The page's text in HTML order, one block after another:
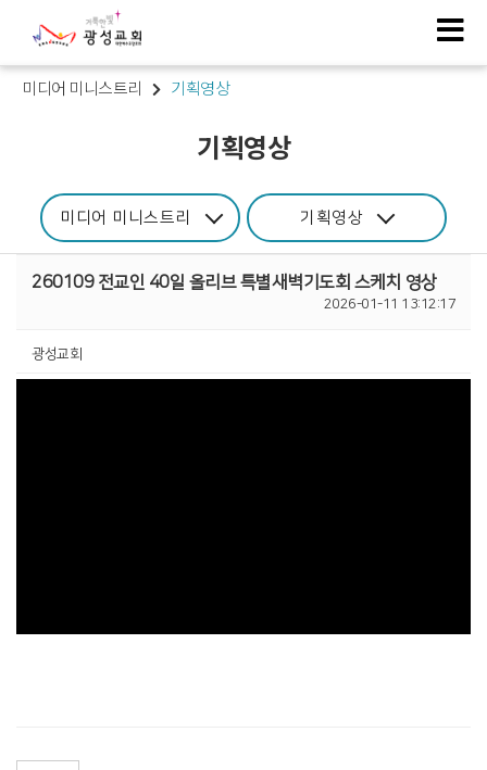
미디어 미니스트리 기획영상
기획영상
미디어 미니스트리 기획영상
260109 전교인 40일 올리브 특별새벽기도회 스케치 영상
2026-01-11 13:12:17
광성교회